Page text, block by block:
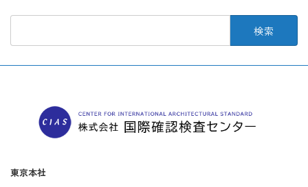
東京本社